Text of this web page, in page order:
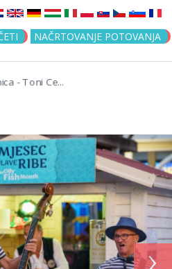
to navigation
NAČRTOVANJE POTOVANJA
- Toni Ce...